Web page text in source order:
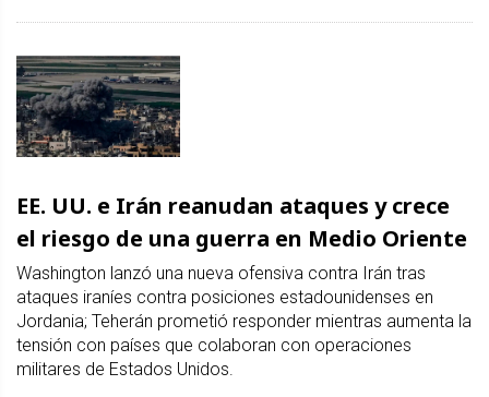
EE. UU. e Irán reanudan ataques y crece
el riesgo de una guerra en Medio Oriente
Washington lanzó una nueva ofensiva contra Irán tras
ataques iraníes contra posiciones estadounidenses en
Jordania; Teherán prometió responder mientras aumenta la
tensión con países que colaboran con operaciones
militares de Estados Unidos.